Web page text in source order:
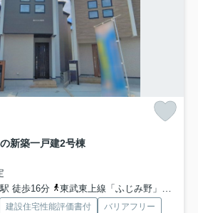
新築一戸建2号棟
徒歩16分
東武東上線「ふじみ野」駅 徒歩24分
建設住宅性能評価書付
バリアフリー